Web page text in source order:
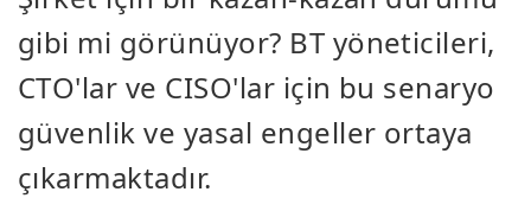
gibi mi görünüyor? BT yöneticileri,
CTO'lar ve CISO'lar için bu senaryo
güvenlik ve yasal engeller ortaya
çıkarmaktadır.